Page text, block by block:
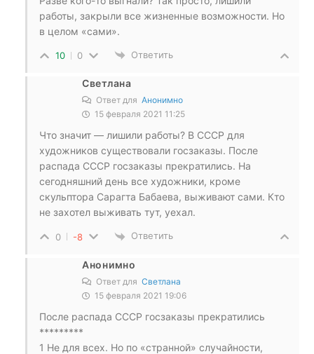
работы, закрыли все жизненные возможности. Но
в целом «сами».
10 0 Ответить
Светлана
Ответ для Анонимно
15 февраля 2021 11:25
Что значит — лишили работы? В СССР для
художников существовали госзаказы. После
распада СССР госзаказы прекратились. На
сегодняшний день все художники, кроме
скульптора Сарагта Бабаева, выживают сами. Кто
не захотел выживать тут, уехал.
0 -8 Ответить
Анонимно
Ответ для Светлана
15 февраля 2021 19:06
После распада СССР госзаказы прекратились
*********
1 Не для всех. Но по «странной» случайности,